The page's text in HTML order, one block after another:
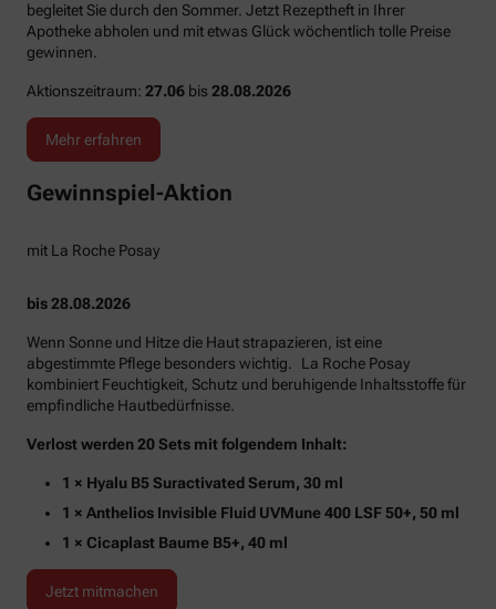
begleitet Sie durch den Sommer. Jetzt Rezeptheft in Ihrer
Apotheke abholen und mit etwas Glück wöchentlich tolle Preise
gewinnen.
Aktionszeitraum: 27.06 bis 28.08.2026
Mehr erfahren
Gewinnspiel-Aktion
mit La Roche Posay
bis 28.08.2026
Wenn Sonne und Hitze die Haut strapazieren, ist eine
abgestimmte Pflege besonders wichtig. La Roche Posay
kombiniert Feuchtigkeit, Schutz und beruhigende Inhaltsstoffe für
empfindliche Hautbedürfnisse.
Verlost werden 20 Sets mit folgendem Inhalt:
1 × Hyalu B5 Suractivated Serum, 30 ml
1 × Anthelios Invisible Fluid UVMune 400 LSF 50+, 50 ml
1 × Cicaplast Baume B5+, 40 ml
Jetzt mitmachen